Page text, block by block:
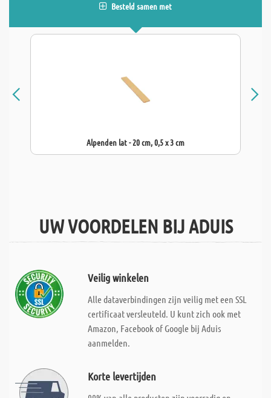
Besteld samen met
Alpenden lat - 20 cm, 0,5 x 3 cm
UW VOORDELEN BIJ ADUIS
Veilig winkelen
Alle dataverbindingen zijn veilig met een SSL
certificaat versleuteld. U kunt zich ook met
Amazon, Facebook of Google bij Aduis
aanmelden.
Korte levertijden